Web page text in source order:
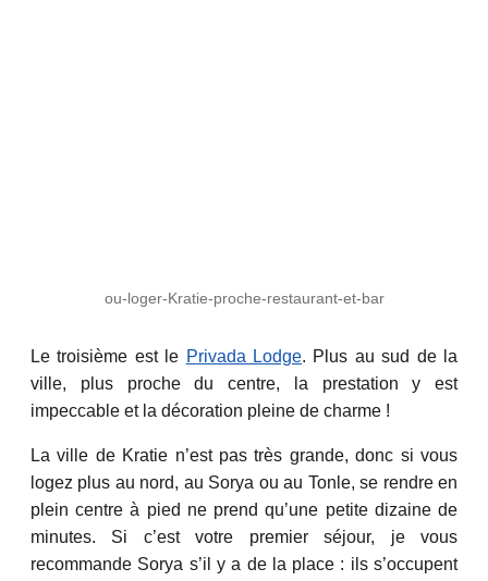
ou-loger-Kratie-proche-restaurant-et-bar
Le troisième est le Privada Lodge. Plus au sud de la
ville, plus proche du centre, la prestation y est
impeccable et la décoration pleine de charme !
La ville de Kratie n’est pas très grande, donc si vous
logez plus au nord, au Sorya ou au Tonle, se rendre en
plein centre à pied ne prend qu’une petite dizaine de
minutes. Si c’est votre premier séjour, je vous
recommande Sorya s’il y a de la place : ils s’occupent